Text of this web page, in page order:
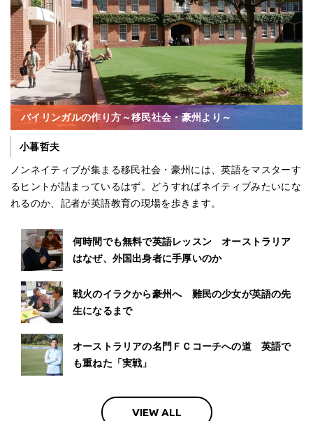
バイリンガルの作り方～移民社会・豪州より～
小暮哲夫
ノンネイティブが集まる移民社会・豪州には、英語をマスターす
るヒントが詰まっているはず。どうすればネイティブみたいにな
れるのか、記者が英語教育の現場を歩きます。
何時間でも無料で英語レッスン オーストラリア
はなぜ、外国出身者に手厚いのか
戦火のイラクから豪州へ 難民の少女が英語の先
生になるまで
オーストラリアの名門ＦＣコーチへの道 英語で
も重ねた「実戦」
VIEW ALL